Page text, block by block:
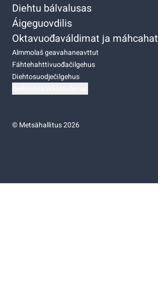
Diehtu bálvalusas
Áigeguovdilis
Oktavuođaváldimat ja máhcahat
Almmolaš geavahaneavttut
Fáhtehahttivuođačilgehus
Diehtosuodječilgehus
©Metsähallitus 2026